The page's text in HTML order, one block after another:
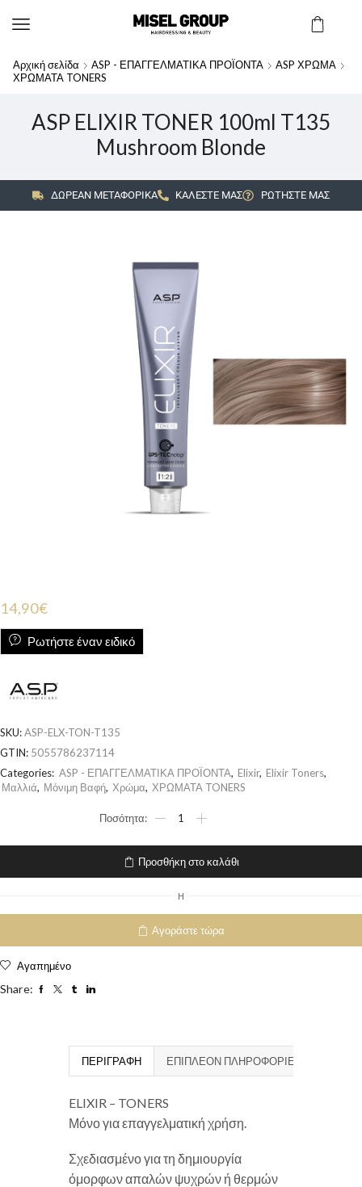
Αρχική σελίδα ASP - ΕΠΑΓΓΕΛΜΑΤΙΚΑ ΠΡΟΪΟΝΤΑ
ASP ΧΡΩΜΑ
ΧΡΩΜΑΤΑ TONERS
ASP ELIXIR TONER 100ml T135
Mushroom Blonde
ΔΩΡΕΑΝ ΜΕΤΑΦΟΡΙΚΑ ΚΑΛΕΣΤΕ ΜΑΣ ΡΩΤΗΣΤΕ ΜΑΣ
14,90€
Ρωτήστε έναν ειδικό
SKU:ASP-ELX-TON-T135
GTIN: 5055786237114
Categories: ASP - ΕΠΑΓΓΕΛΜΑΤΙΚΑ ΠΡΟΪΟΝΤΑ, Elixir, Elixir Toners,
Μαλλιά, Μόνιμη Βαφή, Χρώμα, ΧΡΩΜΑΤΑ TONERS
Προσθήκη στο καλάθι
H
Αγοράστε τώρα
Αγαπημένο
Share:
ΠΕΡΙΓΡΑΦΉ ΕΠΙΠΛΈΟΝ ΠΛΗΡΟΦΟΡΊΕΣ
ELIXIR – TONERS
Μόνο για επαγγελματική χρήση.
Σχεδιασμένο για τη δημιουργία
όμορφων απαλών ψυχρών ή θερμών